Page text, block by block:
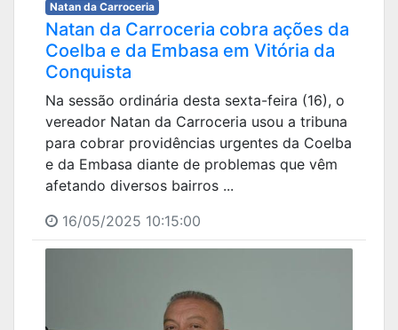
Natan da Carroceria
Natan da Carroceria cobra ações da
Coelba e da Embasa em Vitória da
Conquista
Na sessão ordinária desta sexta-feira (16), o
vereador Natan da Carroceria usou a tribuna
para cobrar providências urgentes da Coelba
e da Embasa diante de problemas que vêm
afetando diversos bairros ...
16/05/2025 10:15:00